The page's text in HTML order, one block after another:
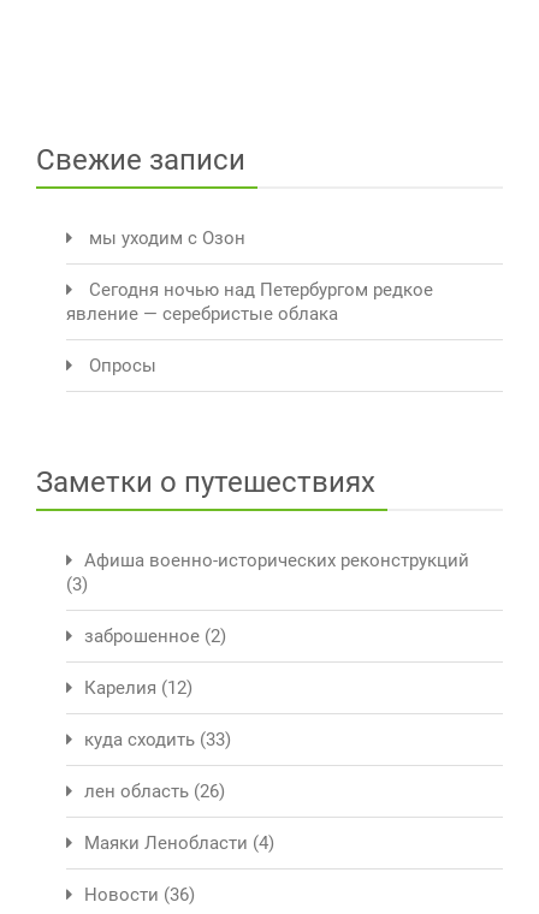
Свежие записи
мы уходим с Озон
Сегодня ночью над Петербургом редкое
явление — серебристые облака
Опросы
Заметки о путешествиях
Афиша военно-исторических реконструкций
(3)
заброшенное (2)
Карелия (12)
куда сходить (33)
лен область (26)
Маяки Ленобласти (4)
Новости (36)